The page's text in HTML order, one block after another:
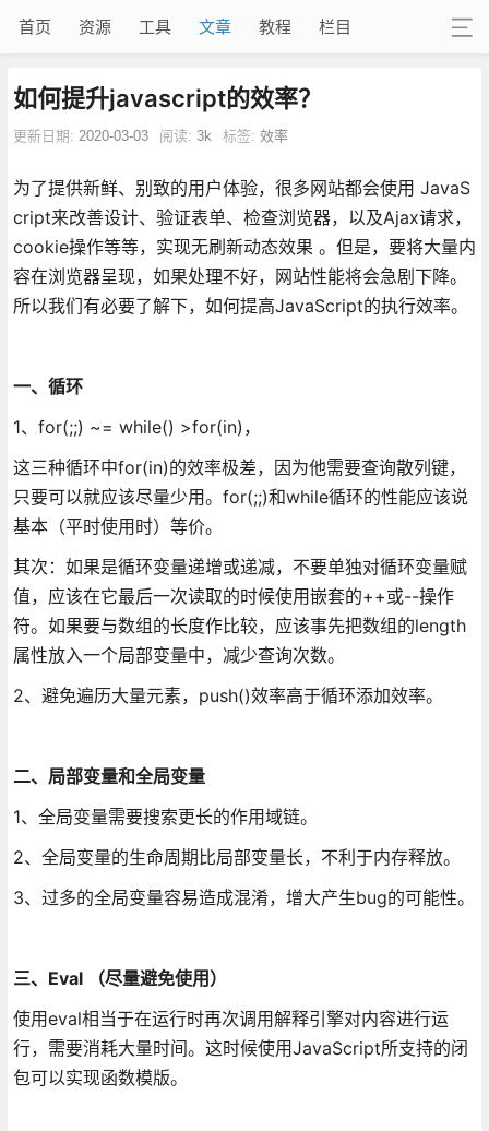
首页 资源 工具 文章 教程 栏目
如何提升javascript的效率？
更新日期: 2020-03-03 阅读: 3k 标签: 效率
为了提供新鲜、别致的用户体验，很多网站都会使用 JavaS
cript来改善设计、验证表单、检查浏览器，以及Ajax请求，
cookie操作等等，实现无刷新动态效果 。但是，要将大量内
容在浏览器呈现，如果处理不好，网站性能将会急剧下降。
所以我们有必要了解下，如何提高JavaScript的执行效率。
一、循环
1、for(;;) ~= while() >for(in)，
这三种循环中for(in)的效率极差，因为他需要查询散列键，
只要可以就应该尽量少用。for(;;)和while循环的性能应该说
基本（平时使用时）等价。
其次：如果是循环变量递增或递减，不要单独对循环变量赋
值，应该在它最后一次读取的时候使用嵌套的++或--操作
符。如果要与数组的长度作比较，应该事先把数组的length
属性放入一个局部变量中，减少查询次数。
2、避免遍历大量元素，push()效率高于循环添加效率。
二、局部变量和全局变量
1、全局变量需要搜索更长的作用域链。
2、全局变量的生命周期比局部变量长，不利于内存释放。
3、过多的全局变量容易造成混淆，增大产生bug的可能性。
三、Eval （尽量避免使用）
使用eval相当于在运行时再次调用解释引擎对内容进行运
行，需要消耗大量时间。这时候使用JavaScript所支持的闭
包可以实现函数模版。